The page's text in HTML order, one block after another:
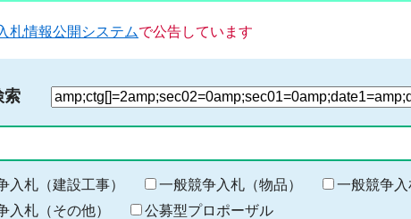
札情報公開システムで公告しています
索
検
る
キ
ー
入札（建設工事） 一般競争入札（物品）
一般競争入
入札（その他）
公募型プロポーザル